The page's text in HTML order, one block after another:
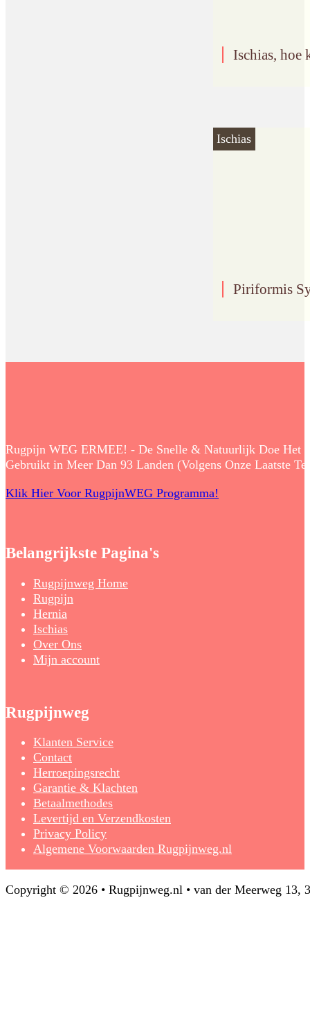
Ischias, hoe
Ischias
Piriformis
Rugpijn WEG ERMEE! - De Snelle & Natuurlijk Doe Het
Gebruikt in Meer Dan 93 Landen (Volgens Onze Laatste
Klik Hier Voor RugpijnWEG Programma!
Belangrijkste Pagina's
Rugpijnweg Home
Rugpijn
Hernia
Ischias
Over Ons
Mijn account
Rugpijnweg
Klanten Service
Contact
Herroepingsrecht
Garantie & Klachten
Betaalmethodes
Levertijd en Verzendkosten
Privacy Policy
Algemene Voorwaarden Rugpijnweg.nl
Copyright © 2026 • Rugpijnweg.nl • van der Meerweg